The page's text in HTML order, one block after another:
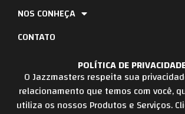
POLÍTICA DE
O Jazzmasters respeita sua
relacionamento que temos com você,
utiliza os nossos Produtos e Serviços.
NOS CONHEÇA
CONTATO